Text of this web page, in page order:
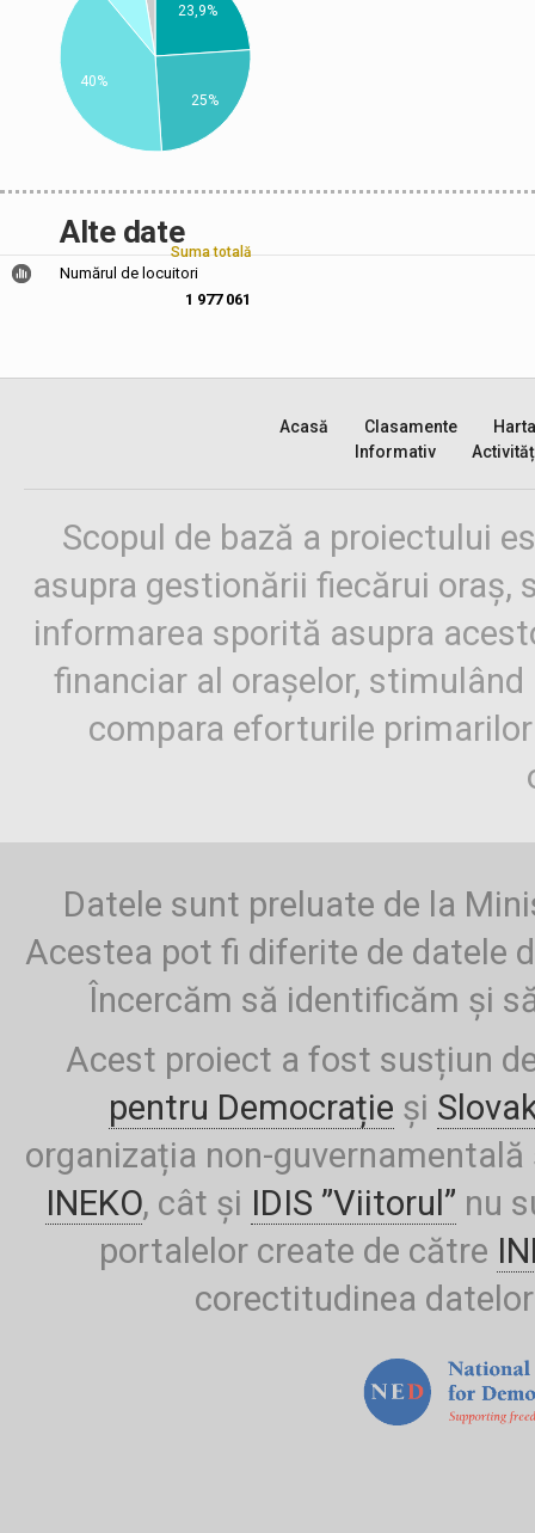
23,9%
25%
40%
Alte date
Suma totală
Numărul de locuitori
1 977 061
Acasă Clasamente
Harta
Informativ
Scopul de bază a proiectului
asupra gestionării fiecărui oraș,
informarea sporită asupra
financiar al orașelor,
compara eforturile
Datele sunt preluate de la
Acestea pot fi diferite de datele
Încercăm să identificăm și
Acest proiect a fost susțiun
pentru Democrație și
organizația non-
INEKO, cât și IDIS ”Viitorul” nu
portalelor create de către
corectitudinea